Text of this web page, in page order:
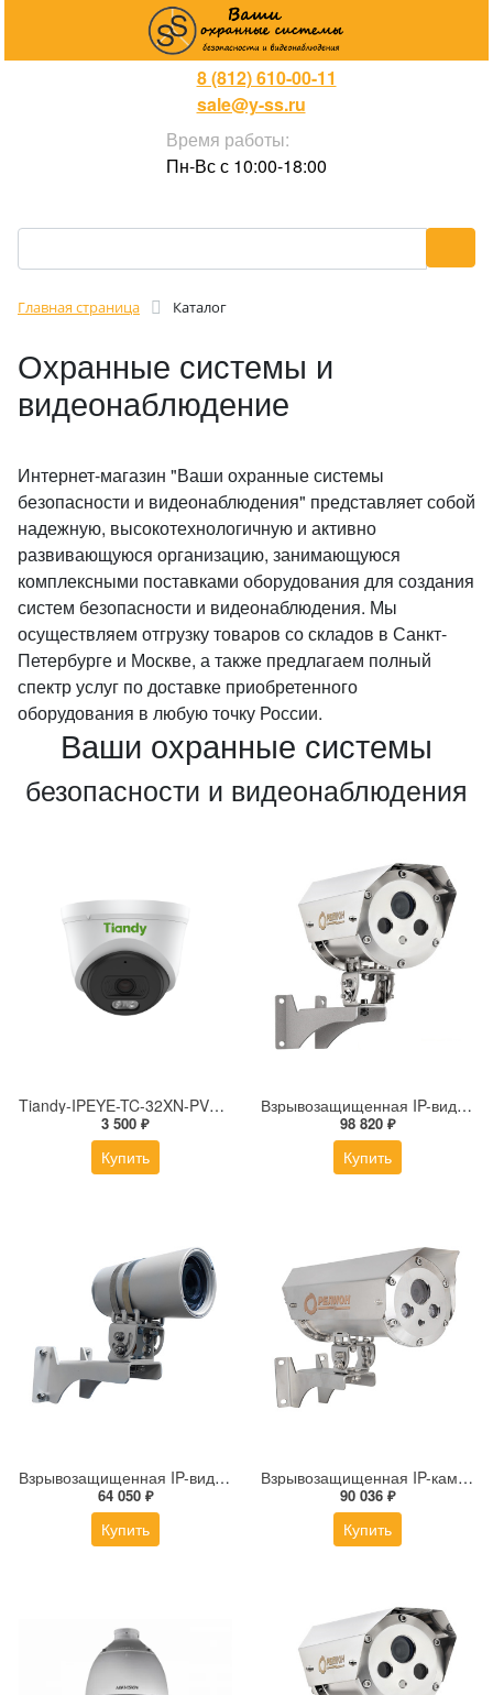
8 (812) 610-00-11
sale@y-ss.ru
Время работы:
Пн-Вс с 10:00-18:00
Главная страница Каталог
Охранные системы и
видеонаблюдение
Интернет-магазин "Ваши охранные системы
безопасности и видеонаблюдения" представляет собой
надежную, высокотехнологичную и активно
развивающуюся организацию, занимающуюся
комплексными поставками оборудования для создания
систем безопасности и видеонаблюдения. Мы
осуществляем отгрузку товаров со складов в Санкт-
Петербурге и Москве, а также предлагаем полный
спектр услуг по доставке приобретенного
оборудования в любую точку России.
Ваши охранные системы
безопасности и видеонаблюдения
Tiandy-IPEYE-TC-32XN-PVZ 2Мп купольная «турель» IP камера с фиксированным объективом, серия SPARK со встроенным агентом IPEYE для ПВЗ
3 500 ₽
Купить
Взрывозащищенная IP-видеокамера Релион Релион-Exd-Н-100-ИК-IP5Мп2.8mm-PoE-МК-TR
98 820 ₽
Купить
Взрывозащищенная IP-видеокамера Релион Релион-Exd-М-50-ИК-IP2Мп3.6mm-PoE-TR
64 050 ₽
Купить
Взрывозащищенная IP-камера Релион Релион-Exd-Н-150-ИК-IP2Мп2.8mm-220-С-TR
90 036 ₽
Купить